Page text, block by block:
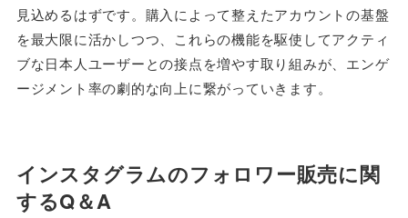
見込めるはずです。購入によって整えたアカウントの基盤
を最大限に活かしつつ、これらの機能を駆使してアクティ
ブな日本人ユーザーとの接点を増やす取り組みが、エンゲ
ージメント率の劇的な向上に繋がっていきます。
インスタグラムのフォロワー販売に関
するQ＆A